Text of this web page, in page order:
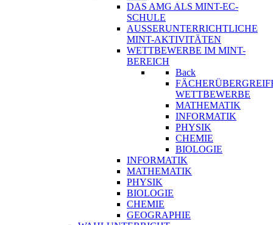
DAS AMG ALS MINT-EC-
SCHULE
AUSSERUNTERRICHTLICHE
MINT-AKTIVITÄTEN
WETTBEWERBE IM MINT-
BEREICH
Back
WETTBEWERBE
MATHEMATIK
INFORMATIK
PHYSIK
CHEMIE
BIOLOGIE
INFORMATIK
MATHEMATIK
PHYSIK
BIOLOGIE
CHEMIE
GEOGRAPHIE